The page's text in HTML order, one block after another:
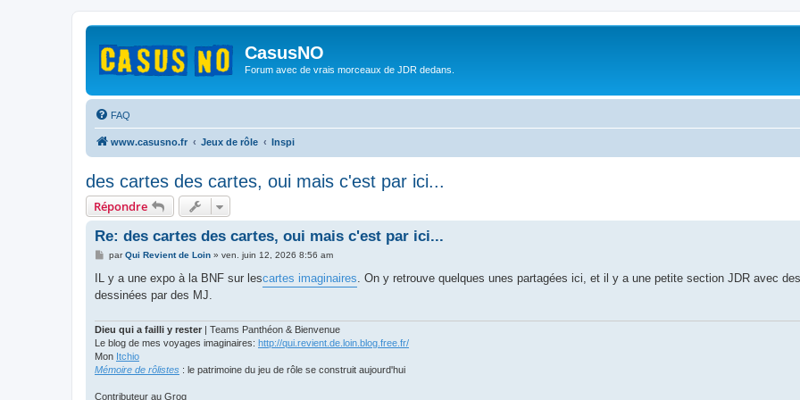
CasusNO
Forum avec de vrais morceaux de JDR dedans.
FAQ
www.casusno.fr Jeux de rôle Inspi
des cartes des cartes, oui mais c'est par ici...
Répondre
Re: des cartes des cartes, oui mais c'est par ici...
M
s
s
a
parQui Revient de Loin» ven. juin 12, 2026 8:56 am
IL y a une expo à la BNF sur lescartes imaginaires . On y retrouve quelques unes partagées ici, et il y a une petite section JDR avec
dessinées par des MJ.
Dieu qui a failli y rester
| Teams Panthéon & Bienvenue
Le blog de mes voyages imaginaires: http://qui.revient.de.loin.blog.free.fr/
Mon Itchio
Mémoire de rôlistes : le patrimoine du jeu de rôle se construit aujourd'hui
Contributeur au Grog